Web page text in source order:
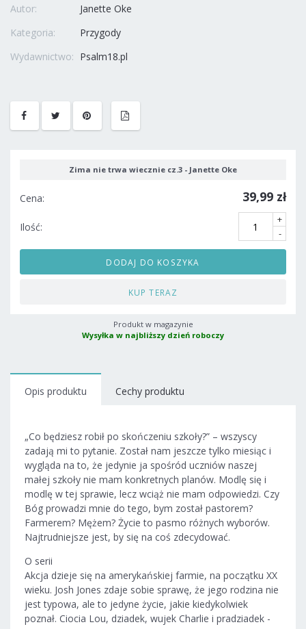
Autor:
Janette Oke
Kategoria:
Przygody
Wydawnictwo: Psalm18.pl
Zima nie trwa wiecznie cz.3 - Janette Oke
Cena: 39,99 zł
Ilość:
+
-
DODAJ DO KOSZYKA
KUP TERAZ
Produkt w magazynie
Wysyłka w najbliższy dzień roboczy
Opis produktu Cechy produktu
„Co będziesz robił po skończeniu szkoły?” – wszyscy
zadają mi to pytanie. Został nam jeszcze tylko miesiąc i
wygląda na to, że jedynie ja spośród uczniów naszej
małej szkoły nie mam konkretnych planów. Modlę się i
modlę w tej sprawie, lecz wciąż nie mam odpowiedzi. Czy
Bóg prowadzi mnie do tego, bym został pastorem?
Farmerem? Mężem? Życie to pasmo różnych wyborów.
Najtrudniejsze jest, by się na coś zdecydować.
O serii
Akcja dzieje się na amerykańskiej farmie, na początku XX
wieku. Josh Jones zdaje sobie sprawę, że jego rodzina nie
jest typowa, ale to jedyne życie, jakie kiedykolwiek
poznał. Ciocia Lou, dziadek, wujek Charlie i pradziadek -